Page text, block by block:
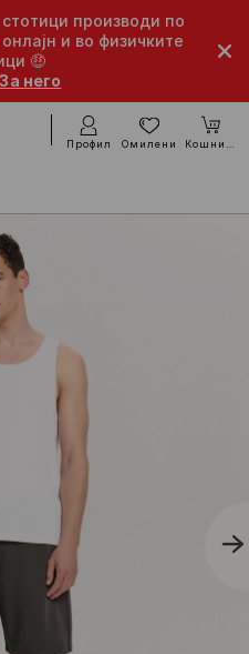
производи по
и во физичките
🤑
За него
Профил Омилени Кошничка